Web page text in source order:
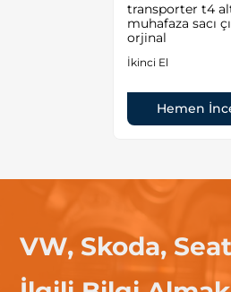
transporter t4
muhafaza sacı
orjinal
İkinci El
Hemen
VW, Skoda,